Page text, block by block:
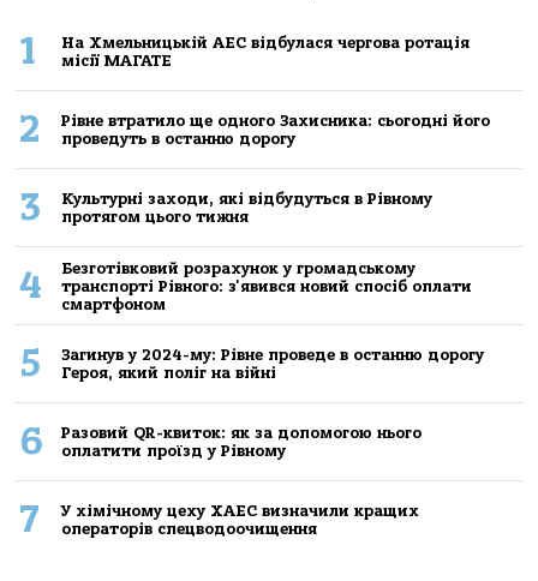
1
На Хмельницькій АЕС відбулася чергова ротація
місії МАГАТЕ
2
Рівне втратило ще одного Захисника: сьогодні його
проведуть в останню дорогу
3
Культурні заходи, які відбудуться в Рівному
протягом цього тижня
4
Безготівковий розрахунок у громадському
транспорті Рівного: з'явився новий спосіб оплати
смартфоном
5
Загинув у 2024-му: Рівне проведе в останню дорогу
Героя, який поліг на війні
6
Разовий QR-квиток: як за допомогою нього
оплатити проїзд у Рівному
7
У хімічному цеху ХАЕС визначили кращих
операторів спецводоочищення